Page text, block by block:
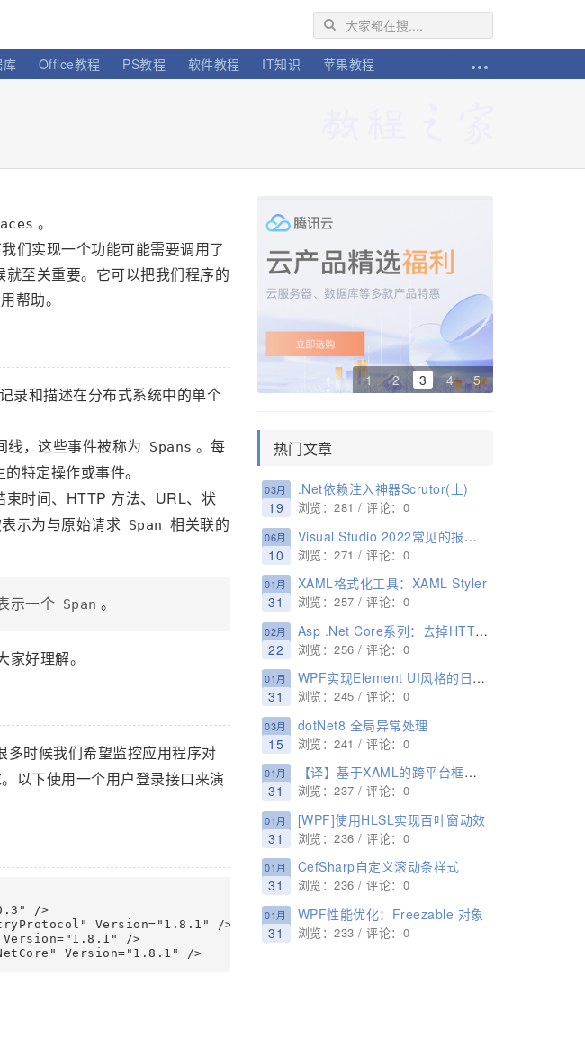
库 Office教程 PS教程 软件教程 IT知识 苹果教程
。
们实现一个功能可能需要调用了
至关重要。它可以把我们程序的
帮助。
录和描述在分布式系统中的单个
线，这些事件被称为 Spans 。每
特定操作或事件。
束时间、HTTP 方法、URL、状
示为与原始请求
Span 相关联的
示一个 Span 。
好理解。
多时候我们希望监控应用程序对
以下使用一个用户登录接口来演
1 2 3 4 5
热门文章
03月
19
.Net依赖注入神器Scrutor(上)
浏览：281 / 评论：0
06月
10
Visual Studio 2022常见的报错以及处理方案图文详解
浏览：271 / 评论：0
01月
31
XAML格式化工具：XAML Styler
浏览：257 / 评论：0
02月
22
Asp .Net Core系列：去掉HTTPS配置和SSL证书
浏览：256 / 评论：0
01月
31
WPF实现Element UI风格的日期时间选择器
浏览：245 / 评论：0
03月
15
dotNet8 全局异常处理
浏览：241 / 评论：0
01月
31
【译】基于XAML的跨平台框架对比分析
浏览：237 / 评论：0
01月
31
[WPF]使用HLSL实现百叶窗动效
浏览：236 / 评论：0
01月
31
CefSharp自定义滚动条样式
浏览：236 / 评论：0
01月
31
WPF性能优化：Freezable 对象
浏览：233 / 评论：0